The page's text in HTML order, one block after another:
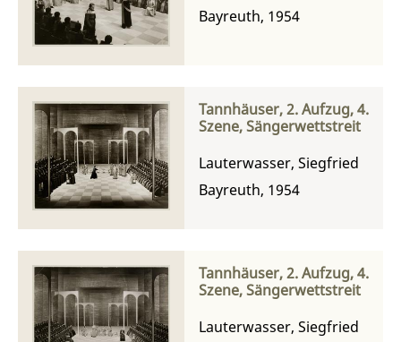
Bayreuth, 1954
Tannhäuser, 2. Aufzug, 4.
Szene, Sängerwettstreit
Lauterwasser, Siegfried
Bayreuth, 1954
Tannhäuser, 2. Aufzug, 4.
Szene, Sängerwettstreit
Lauterwasser, Siegfried